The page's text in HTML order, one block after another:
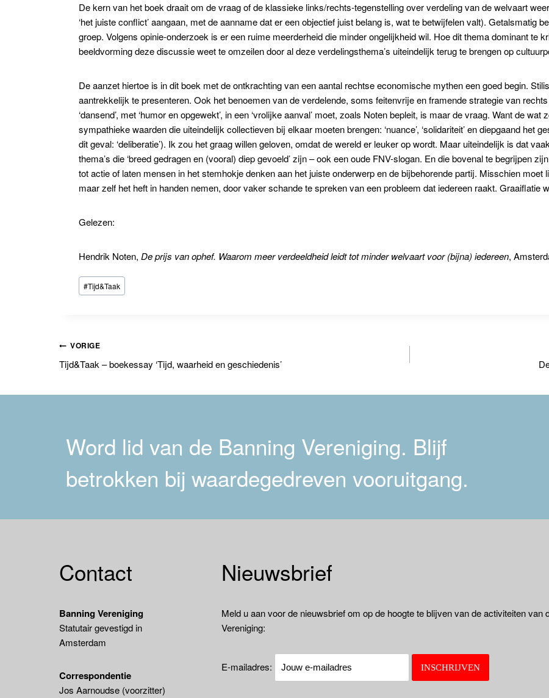
De kern van het boek draait om de vraag of de klassieke links/rechts-tegenstelling over verdeling van de welvaart
‘het juiste conflict’ aangaan, met de aanname dat er een objectief juist belang is, wat te betwijfelen valt). Getalsmatig
groep. Volgens opinie-onderzoek is er een ruime meerderheid die minder ongelijkheid wil. Hoe dit thema dominant te
beeldvorming deze discussie weet te omzeilen door al deze verdelingsthema’s uiteindelijk terug te brengen op
De aanzet hiertoe is in dit boek met de ontkrachting van een aantal rechtse economische mythen een goed begin.
aantrekkelijk te presenteren. Ook het benoemen van de verdelende, soms feitenvrije en framende strategie van
‘dansend’, met ‘humor en opgewekt’, in een ‘vrolijke aanval’ moet, zoals Noten bepleit, is maar de vraag. Want de
sympathieke waarden die uiteindelijk collectieven bij elkaar moeten brengen: ‘nuance’, ‘solidariteit’ en diepgaand het
dit geval: ‘deliberatie’). Ik zou het graag willen geloven, omdat de wereld er leuker op wordt. Maar uiteindelijk is dat
thema’s die ‘breed gedragen en (vooral) diep gevoeld’ zijn – ook een oude FNV-slogan. En die bovenal te begrijpen
tot actie of laten mensen in het stemhokje denken aan het juiste onderwerp en de bijbehorende partij. Misschien
maar zelf het heft in handen nemen, door vaker schande te spreken van een probleem dat iedereen raakt. Graaiflatie
Gelezen:
Hendrik Noten, De prijs van ophef. Waarom meer verdeeldheid leidt tot minder welvaart voor (bijna) iedereen,
Bericht
tags:
#Tijd&Taak
Bericht
VORIGE
Tijd&Taak – boekessay ‘Tijd, waarheid en geschiedenis’
Word lid van de Banning Vereniging. Blijf
betrokken bij waardegedreven vooruitgang.
Contact
Banning Vereniging
Statutair gevestigd in
Amsterdam
Correspondentie
Jos Aarnoudse (voorzitter)
Nieuwsbrief
Meld u aan voor de nieuwsbrief om op de hoogte te blijven van de activiteiten van
Vereniging:
E-mailadres: